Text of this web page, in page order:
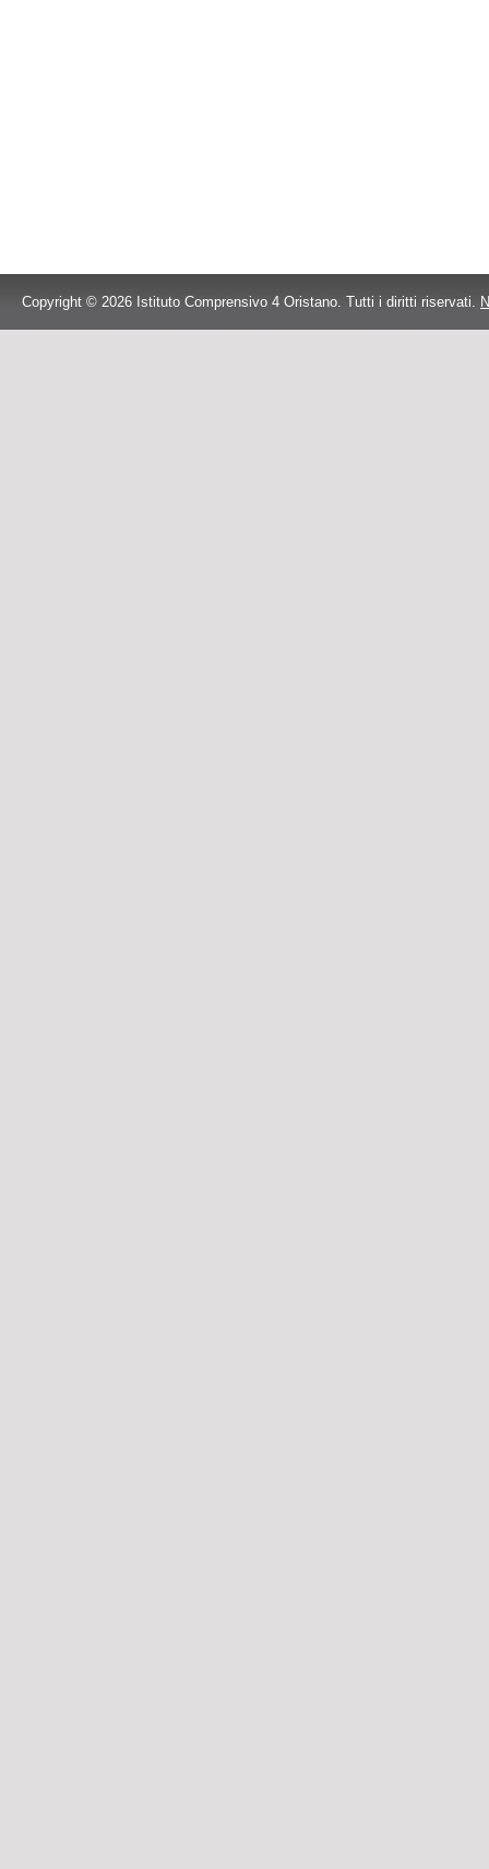
Copyright © 2026 Istituto Comprensivo 4 Oristano. Tutti i diritti riservati.